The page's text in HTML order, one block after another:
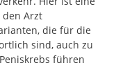
Arzt
die für die
sind, auch zu
führen